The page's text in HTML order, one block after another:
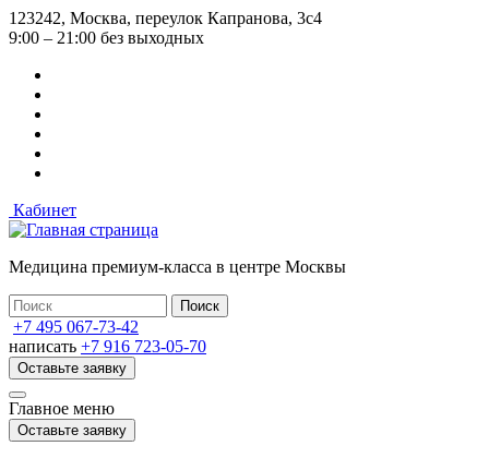
Перейти
к
содержанию
123242, Москва, переулок Капранова, 3с4
9:00 – 21:00 без выходных
Кабинет
Медицина премиум-класса в центре Москвы
+7 495 067-73-42
написать +7 916 723-05-70
Оставьте заявку
Главное меню
Оставьте заявку